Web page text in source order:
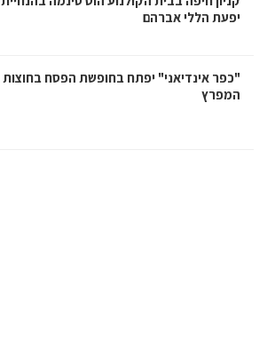
יפעת הללי אברהם
"כפר אינדיאני" יפתח בחופשת הפסח בחוצות
המפרץ